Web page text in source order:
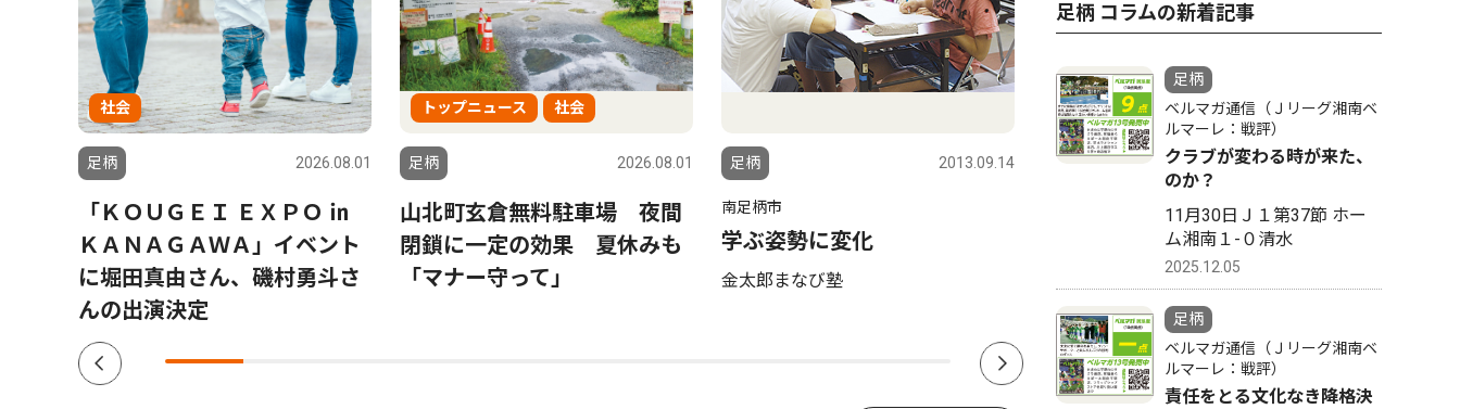
社会
足柄 2026.08.01
「ＫＯＵＧＥＩ ＥＸＰＯ ㏌
ＫＡＮＡＧＡＷＡ」イベント
に堀田真由さん、磯村勇斗さ
んの出演決定
トップニュース 社会
足柄 2026.08.01
山北町玄倉無料駐車場 夜間
閉鎖に一定の効果 夏休みも
「マナー守って」
足柄 2013.09.14
南足柄市
学ぶ姿勢に変化
金太郎まなび塾
社会
2026.08.01
神奈川県が神奈川県警の現職
警察官が執筆した短編小説
「詐欺見聞録」を映像化
足柄 コラムの新着記事
足柄
ベルマガ通信（Ｊリーグ湘南ベ
ルマーレ：戦評）
クラブが変わる時が来た、
のか？
11月30日Ｊ１第37節 ホー
ム湘南１-０清水
2025.12.05
足柄
ベルマガ通信（Ｊリーグ湘南ベ
ルマーレ：戦評）
責任をとる文化なき降格決